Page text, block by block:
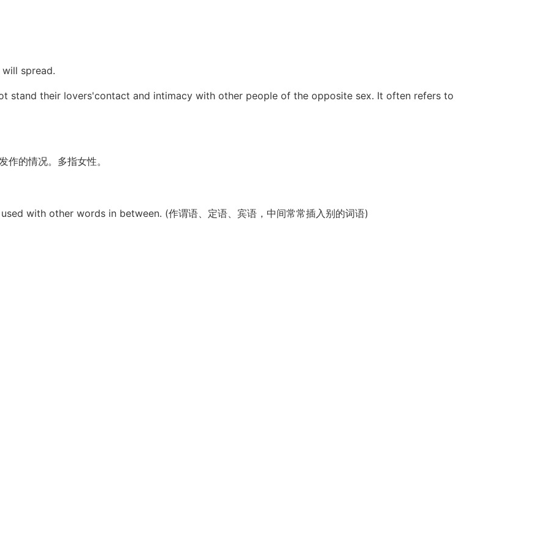
spread.
stand their lovers'contact and intimacy with other people of the opposite sex. It often refers to
的情况。多指女性。
with other words in between. (作谓语、定语、宾语，中间常常插入别的词语)